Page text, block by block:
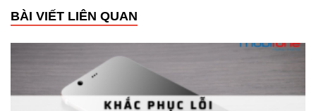
BÀI VIẾT LIÊN QUAN